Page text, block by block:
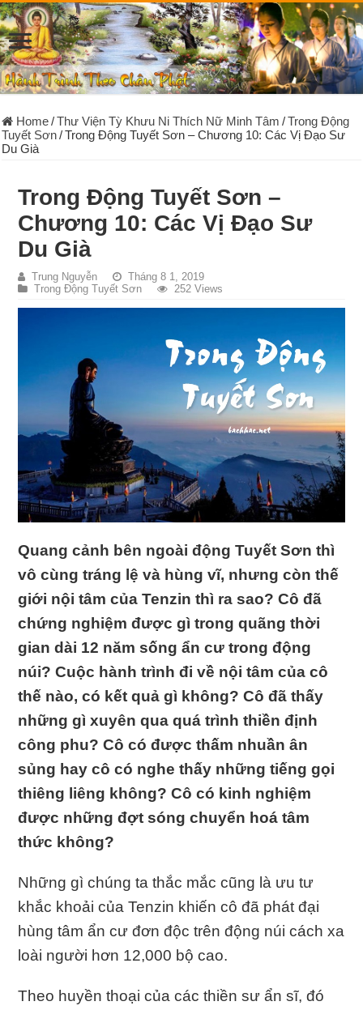
Home/Thư Viện Tỳ Khưu Ni Thích Nữ Minh Tâm /Trong Động
Tuyết Sơn/Trong Động Tuyết Sơn – Chương 10: Các Vị Đạo Sư
Du Già
Trong Động Tuyết Sơn –
Chương 10: Các Vị Đạo Sư
Du Già
Trung Nguyễn
Tháng 8 1, 2019
Trong Động Tuyết Sơn
252 Views
Quang cảnh bên ngoài động Tuyết Sơn thì
vô cùng tráng lệ và hùng vĩ, nhưng còn thế
giới nội tâm của Tenzin thì ra sao? Cô đã
chứng nghiệm được gì trong quãng thời
gian dài 12 năm sống ẩn cư trong động
núi? Cuộc hành trình đi về nội tâm của cô
thế nào, có kết quả gì không? Cô đã thấy
những gì xuyên qua quá trình thiền định
công phu? Cô có được thấm nhuần ân
sủng hay cô có nghe thấy những tiếng gọi
thiêng liêng không? Cô có kinh nghiệm
được những đợt sóng chuyển hoá tâm
thức không?
Những gì chúng ta thắc mắc cũng là ưu tư
khắc khoải của Tenzin khiến cô đã phát đại
hùng tâm ẩn cư đơn độc trên động núi cách xa
loài người hơn 12,000 bộ cao.
Theo huyền thoại của các thiền sư ẩn sĩ, đó